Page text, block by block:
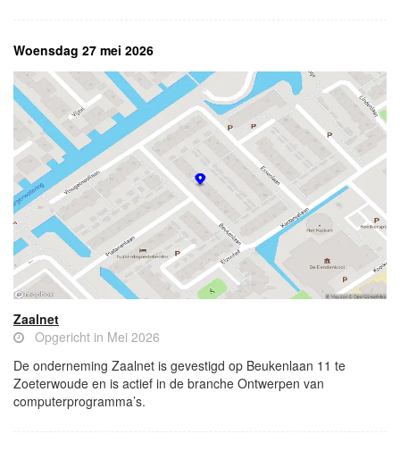
Woensdag 27 mei 2026
Zaalnet
Opgericht in Mei 2026
De onderneming Zaalnet is gevestigd op Beukenlaan 11 te
Zoeterwoude en is actief in de branche Ontwerpen van
computerprogramma’s.